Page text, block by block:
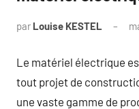
par Louise KESTEL
Le matériel électrique
tout projet de
une vaste gamme de